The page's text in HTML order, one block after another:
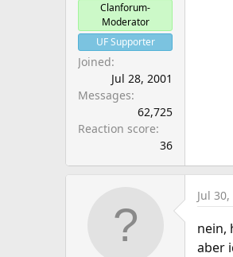
Clanforum-
Moderator
UF Supporter
Joined
Jul 28, 2001
Messages
62,725
Reaction score
36
Jul 30,
nein,
aber